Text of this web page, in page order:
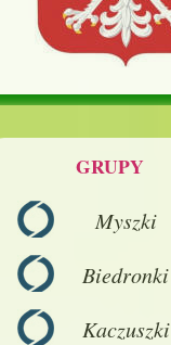
GRUPY
Myszki
Biedronki
Kaczuszki